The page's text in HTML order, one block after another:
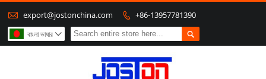
 export@jostonchina.com  +86-13957781390

বাংলা ভাষার 